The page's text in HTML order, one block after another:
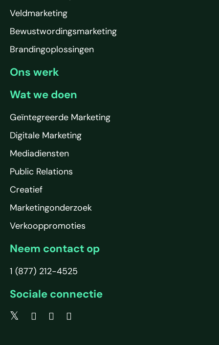
Veldmarketing
Bewustwordingsmarketing
Brandingoplossingen
Ons werk
Wat we doen
Geïntegreerde Marketing
Digitale Marketing
Mediadiensten
Public Relations
Creatief
Marketingonderzoek
Verkooppromoties
Neem contact op
1 (877) 212-4525
Sociale connectie